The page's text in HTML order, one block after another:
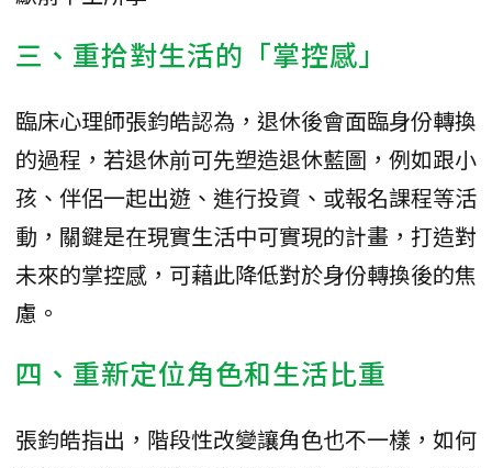
三、重拾對生活的「掌控感」
臨床心理師張鈞皓認為，退休後會面臨身份轉換
的過程，若退休前可先塑造退休藍圖，例如跟小
孩、伴侶一起出遊、進行投資、或報名課程等活
動，關鍵是在現實生活中可實現的計畫，打造對
未來的掌控感，可藉此降低對於身份轉換後的焦
慮。
四、重新定位角色和生活比重
張鈞皓指出，階段性改變讓角色也不一樣，如何